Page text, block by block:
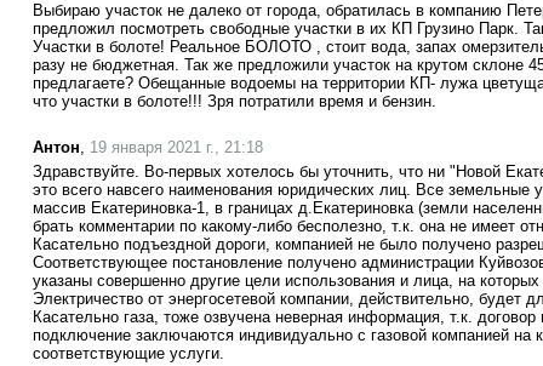
Выбираю участок не далеко от города, обратилась в компанию
предложил посмотреть свободные участки в их КП Грузино Парк.
Участки в болоте! Реальное БОЛОТО , стоит вода, запах
разу не бюджетная. Так же предложили участок на крутом склоне
предлагаете? Обещанные водоемы на территории КП- лужа
что участки в болоте!!! Зря потратили время и бензин.
Антон, 19 января 2021 г., 21:18
Здравствуйте. Во-первых хотелось бы уточнить, что ни "Новой
это всего навсего наименования юридических лиц. Все земельные
массив Екатериновка-1, в границах д.Екатериновка (земли
брать комментарии по какому-либо бесполезно, т.к. она не имеет
Касательно подъездной дороги, компанией не было получено
Соответствующее постановление получено администрации
указаны совершенно другие цели использования и лица, на
Электричество от энергосетевой компании, действительно, будет
Касательно газа, тоже озвучена неверная информация, т.к. договор
подключение заключаются индивидуально с газовой компанией на
соответствующие услуги.